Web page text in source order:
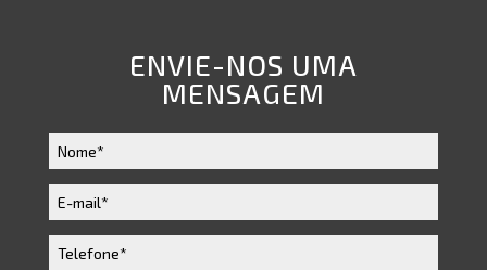
ENVIE-NOS UMA
MENSAGEM